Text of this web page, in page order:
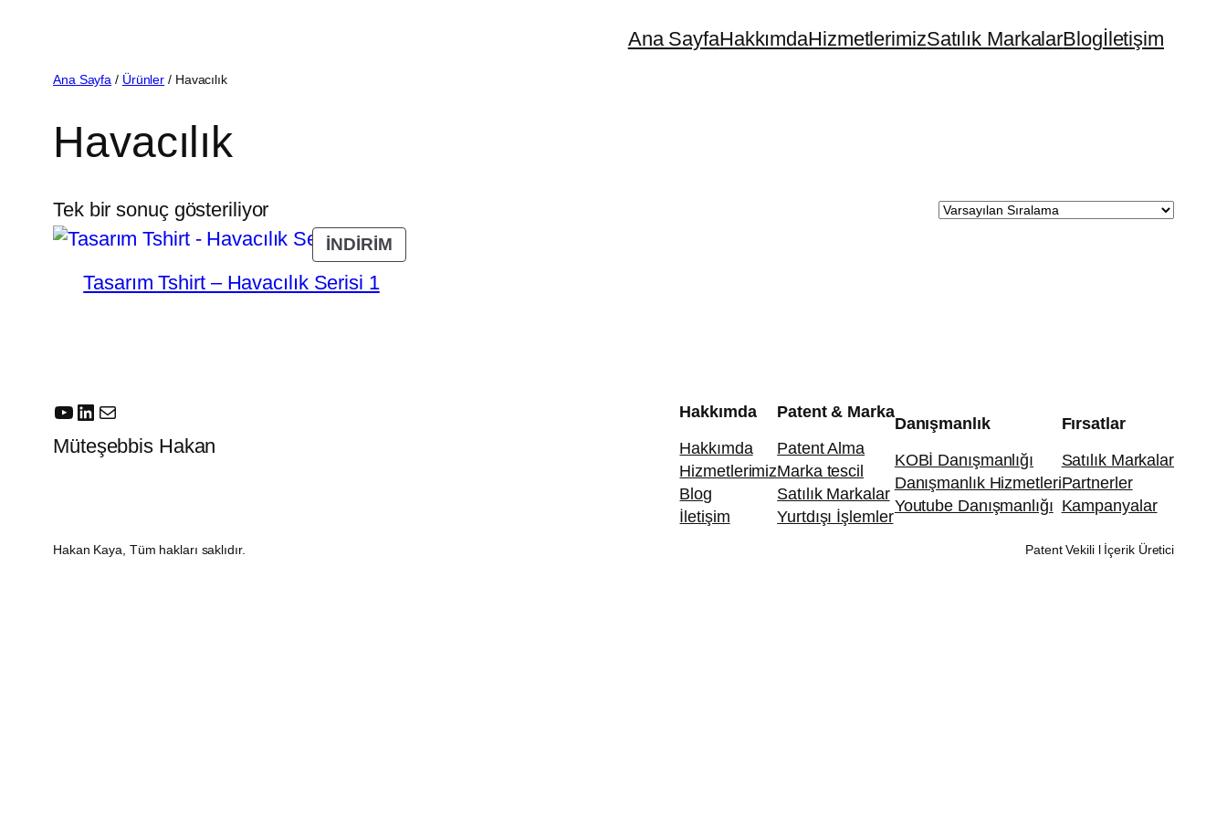
Ana SayfaHakkımdaHizmetlerimizSatılık MarkalarBlogİletişim
Ana Sayfa / Ürünler / Havacılık
Havacılık
Tek bir sonuç gösteriliyor
İNDIRIMİNDIRIMDEKI
ÜRÜN
Tasarım Tshirt – Havacılık Serisi 1
YouTube
LinkedIn
E-posta
Müteşebbis Hakan
Hakkımda
Hakkımda
Hizmetlerimiz
Blog
İletişim
Patent & Marka
Patent Alma
Marka tescil
Satılık Markalar
Yurtdışı İşlemler
Danışmanlık
KOBİ Danışmanlığı
Danışmanlık Hizmetleri
Youtube Danışmanlığı
Fırsatlar
Satılık Markalar
Partnerler
Kampanyalar
Hakan Kaya, Tüm hakları saklıdır. Patent Vekili l İçerik Üretici